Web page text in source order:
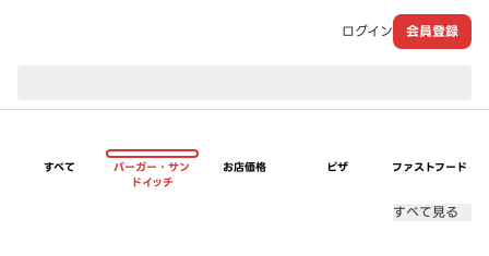
ログイン 会員登録
すべて
バーガー・サン
ドイッチ
お店価格 ピザ ファストフード
すべて見る